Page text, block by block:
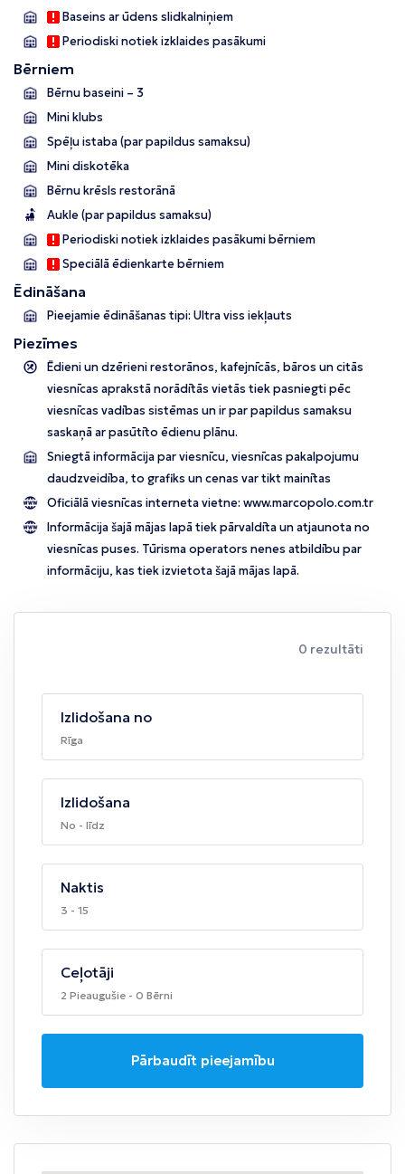
Baseins ar ūdens slidkalniņiem
Periodiski notiek izklaides pasākumi
Bērniem
Bērnu baseini – 3
Mini klubs
Spēļu istaba (par papildus samaksu)
Mini diskotēka
Bērnu krēsls restorānā
Aukle (par papildus samaksu)
Periodiski notiek izklaides pasākumi bērniem
Speciālā ēdienkarte bērniem
Ēdināšana
Pieejamie ēdināšanas tipi: Ultra viss iekļauts
Piezīmes
Ēdieni un dzērieni restorānos, kafejnīcās, bāros un citās
viesnīcas aprakstā norādītās vietās tiek pasniegti pēc
viesnīcas vadības sistēmas un ir par papildus samaksu
saskaņā ar pasūtīto ēdienu plānu.
Sniegtā informācija par viesnīcu, viesnīcas pakalpojumu
daudzveidība, to grafiks un cenas var tikt mainītas
Oficiālā viesnīcas interneta vietne: www.marcopolo.com.tr
Informācija šajā mājas lapā tiek pārvaldīta un atjaunota no
viesnīcas puses. Tūrisma operators nenes atbildību par
informāciju, kas tiek izvietota šajā mājas lapā.
0 rezultāti
Izlidošana no
Rīga
Izlidošana
No - līdz
Naktis
3 - 15
Ceļotāji
2 Pieaugušie - 0 Bērni
Pārbaudīt pieejamību